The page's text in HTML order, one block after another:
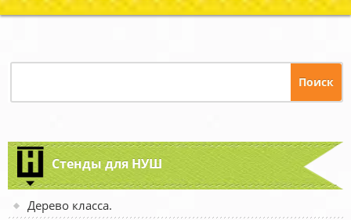
Стенды для НУШ
Дерево класса.